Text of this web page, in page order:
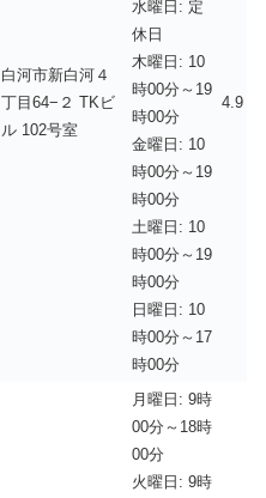
白河市新白河４
丁目64−２ TKビ
ル 102号室
水曜日: 定
休日
木曜日: 10
時00分～19
時00分
金曜日: 10
時00分～19
時00分
土曜日: 10
時00分～19
時00分
日曜日: 10
時00分～17
時00分
4.9
月曜日: 9時
00分～18時
00分
火曜日: 9時